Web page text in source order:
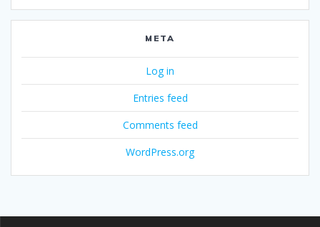
META
Log in
Entries feed
Comments feed
WordPress.org